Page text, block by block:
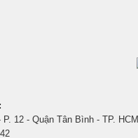
12 - Quận Tân Bình - TP. HCM